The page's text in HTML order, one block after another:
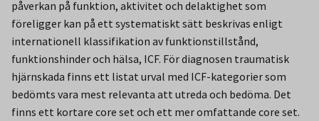
påverkan på funktion, aktivitet och delaktighet som
föreligger kan på ett systematiskt sätt beskrivas enligt
internationell klassifikation av funktionstillstånd,
funktionshinder och hälsa, ICF. För diagnosen traumatisk
hjärnskada finns ett listat urval med ICF-kategorier som
bedömts vara mest relevanta att utreda och bedöma. Det
finns ett kortare core set och ett mer omfattande core set.